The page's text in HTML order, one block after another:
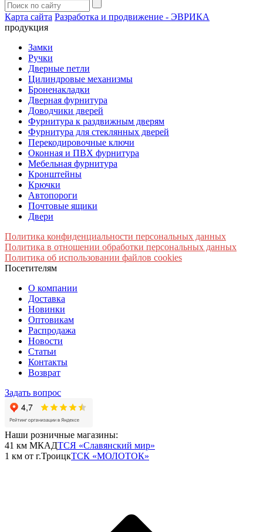
Карта сайта Разработка и продвижение - ЭВРИКА
продукция
Замки
Ручки
Дверные петли
Цилиндровые механизмы
Броненакладки
Дверная фурнитура
Доводчики дверей
Фурнитура к раздвижным дверям
Фурнитура для стеклянных дверей
Перекодировочные ключи
Оконная и ПВХ фурнитура
Мебельная фурнитура
Кронштейны
Крючки
Автопороги
Почтовые ящики
Двери
Политика конфиденциальности персональных данных
Политика в отношении обработки персональных данных
Политика об использовании файлов cookies
Посетителям
О компании
Доставка
Новинки
Оптовикам
Распродажа
Новости
Статьи
Контакты
Возврат
Задать вопрос
Наши розничные магазины:
41 км МКАДТСЯ «Славянский мир»
1 км от г.ТроицкТСК «МОЛОТОК»